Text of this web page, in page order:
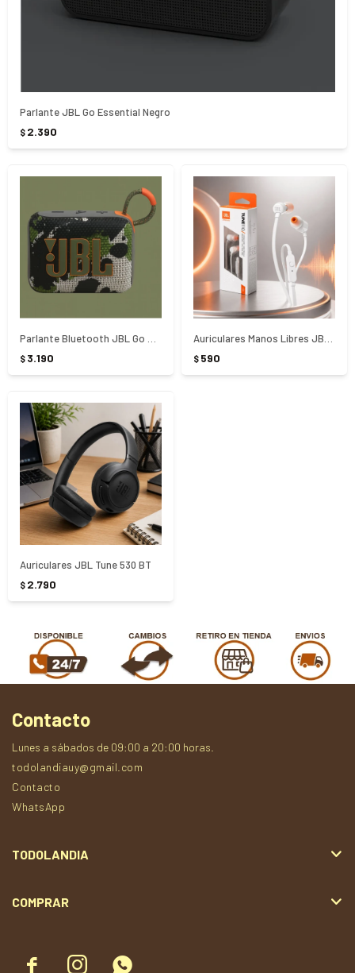
Parlante JBL Go Essential Negro
$ 2.390
$ 3.190 $ 590
Auriculares JBL Tune 530 BT
$ 2.790
  
Contacto
Lunes a sábados de 09:00 a 20:00 horas.
todolandiauy@gmail.com
Contacto
WhatsApp
TODOLANDIA
COMPRAR